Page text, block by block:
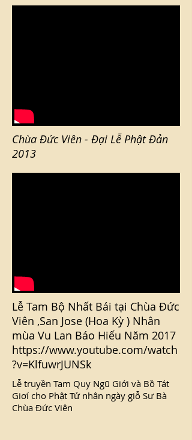
Chùa Đức Viên - Đại Lễ Phật Đản
2013
Lễ Tam Bộ Nhất Bái tại Chùa Đức
Viên ,San Jose (Hoa Kỳ ) Nhân
mùa Vu Lan Báo Hiếu Năm 2017
https://www.youtube.com/watch
?v=KlfuwrJUNSk
Lễ truyền Tam Quy Ngũ Giới và Bồ Tát
Giơí cho Phật Tử nhân ngày giỗ Sư Bà
Chùa Đức Viên